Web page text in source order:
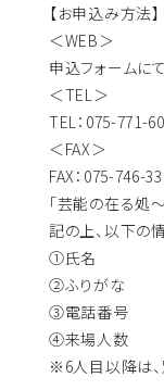
【お申込み方法】
＜WEB＞
申込フォームに
＜TEL＞
TEL：075-771-
＜FAX＞
FAX：075-746-
「芸能の在る処
記の上、以下の
①氏名
②ふりがな
③電話番号
④来場人数
※6人目以降は、